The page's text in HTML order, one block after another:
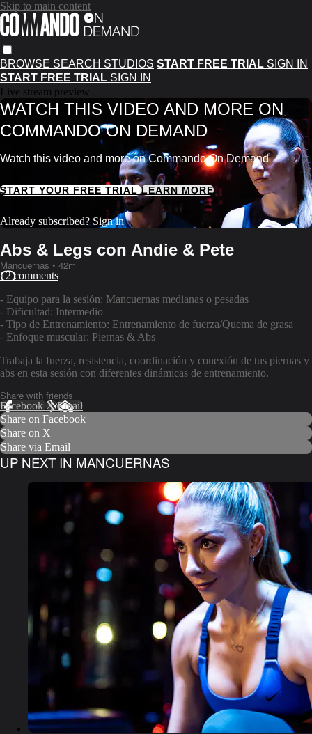
Skip to main content
BROWSE SEARCH STUDIOS START FREE TRIAL SIGN IN
START FREE TRIAL SIGN IN
Live stream preview
WATCH THIS VIDEO AND MORE ON
COMMANDO ON DEMAND
Watch this video and more on Commando On Demand
START YOUR FREE TRIALLEARN MORE
Already subscribed? Sign in
Abs & Legs con Andie & Pete
Mancuernas • 42m
12 comments
- Equipo para la sesión: Mancuernas medianas o pesadas
- Dificultad: Intermedio
- Tipo de Entrenamiento: Entrenamiento de fuerza/Quema de grasa
- Enfoque muscular: Piernas & Abs
Trabaja la fuerza, resistencia, coordinación y conexión de tus piernas y
abs en esta sesión con diferentes dinámicas de entrenamiento.
Share with friends
Facebook XEmail
Share on Facebook
Share on X
Share via Email
UP NEXT IN MANCUERNAS